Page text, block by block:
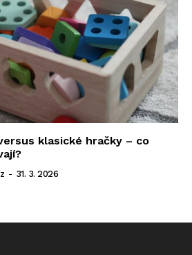
klasické hračky – co
- 31. 3. 2026